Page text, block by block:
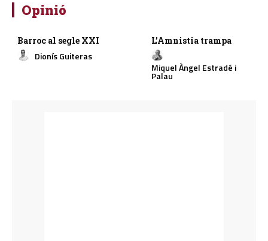
Opinió
Barroc al segle XXI
Dionís Guiteras
L’Amnistia trampa
Miquel Àngel Estradé i
Palau